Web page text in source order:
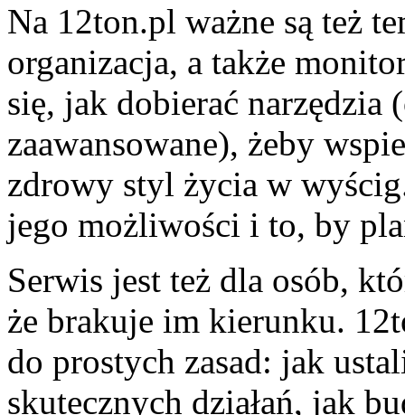
Na 12ton.pl ważne są też
organizacja, a także
się, jak dobierać narzędzia
zaawansowane), żeby
zdrowy styl życia w
jego możliwości i to, by
Serwis jest też dla osób,
że brakuje im kierunku.
do prostych zasad: jak
skutecznych działań, jak